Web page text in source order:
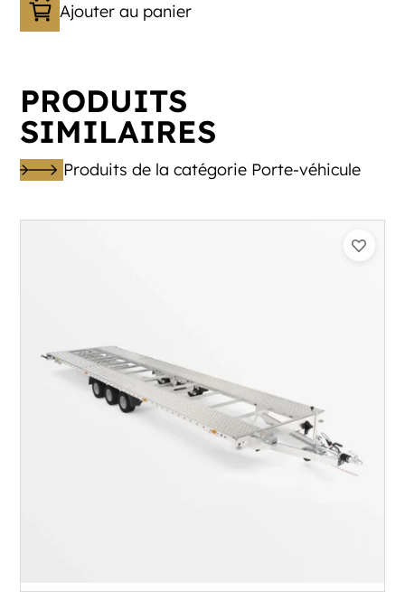
Ajouter au panier
PRODUITS
SIMILAIRES
Produits de la catégorie Porte-véhicule